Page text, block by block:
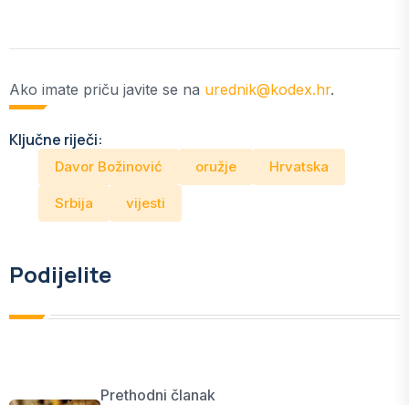
Ako imate priču javite se na urednik@kodex.hr.
Ključne riječi:
Davor Božinović oružje Hrvatska
Srbija vijesti
Podijelite
Prethodni članak